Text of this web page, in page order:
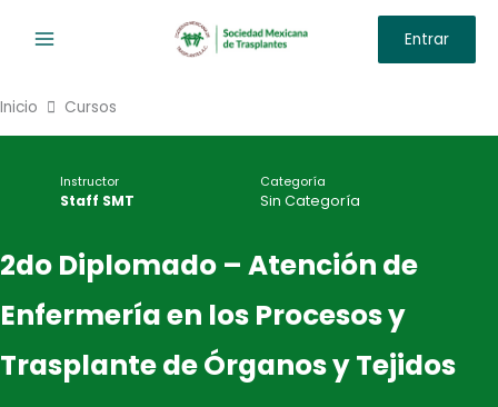
Entrar
Inicio Cursos
Instructor
Staff SMT
Categoría
Sin Categoría
2do Diplomado – Atención de
Enfermería en los Procesos y
Trasplante de Órganos y Tejidos